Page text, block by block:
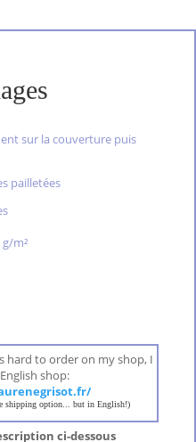
sur la couverture puis
pailletées
m²
hard to order on my shop, I
shop:
shipping option... but in English!)
ci-dessous